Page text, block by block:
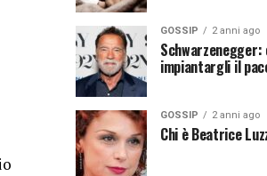
GOSSIP 2 anni ago
Schwarzenegger:
impiantargli il
GOSSIP 2 anni ago
Chi è Beatrice